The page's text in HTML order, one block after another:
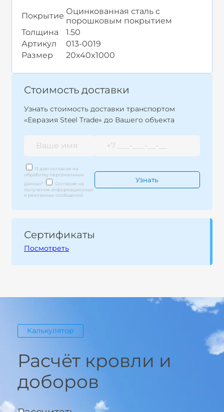
Покрытие Оцинкованная сталь с
порошковым покрытием
Толщина
1.50
Артикул
013-0019
Размер
20x40x1000
Стоимость доставки
Узнать стоимость доставки транспортом
«Евразия Steel Trade» до Вашего объекта
Я даю согласие на
обработку персональных
данных*
Согласие на
получение информационных
и рекламных сообщений
Сертификаты
Посмотреть
Калькулятор
Расчёт кровли и
доборов